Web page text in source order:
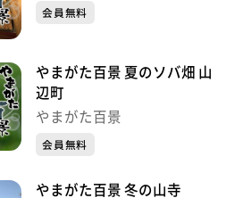
会員無料
やまがた百景 夏のソバ畑 山
辺町
やまがた百景
会員無料
やまがた百景 冬の山寺